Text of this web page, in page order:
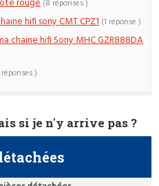
rouge (8 réponses )
hifi sony CMT CPZ1 (1 réponse )
chaine hifi Sony MHC GZR888DA
réponses )
si je n'y arrive pas ?